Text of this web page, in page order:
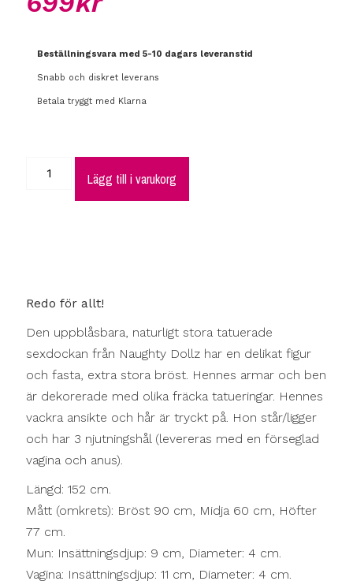
Beställningsvara med 5-10 dagars leveranstid
Snabb och diskret leverans
Betala tryggt med Klarna
Lägg till i varukorg
Redo för allt!
Den uppblåsbara, naturligt stora tatuerade
sexdockan från Naughty Dollz har en delikat figur
och fasta, extra stora bröst. Hennes armar och ben
är dekorerade med olika fräcka tatueringar. Hennes
vackra ansikte och hår är tryckt på. Hon står/ligger
och har 3 njutningshål (levereras med en förseglad
vagina och anus).
Längd: 152 cm.
Mått (omkrets): Bröst 90 cm, Midja 60 cm, Höfter
77 cm.
Mun: Insättningsdjup: 9 cm, Diameter: 4 cm.
Vagina: Insättningsdjup: 11 cm, Diameter: 4 cm.